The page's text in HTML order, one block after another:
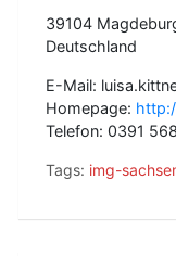
39104
Deutschland
E-Mail:
Homepage:
Telefon: 0391
Tags: img-